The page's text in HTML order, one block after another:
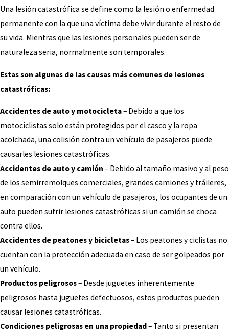
Una lesión catastrófica se define como la lesión o enfermedad
permanente con la que una víctima debe vivir durante el resto de
su vida. Mientras que las lesiones personales pueden ser de
naturaleza seria, normalmente son temporales.
Estas son algunas de las causas más comunes de lesiones
catastróficas:
Accidentes de auto y motocicleta– Debido a que los
motociclistas solo están protegidos por el casco y la ropa
acolchada, una colisión contra un vehículo de pasajeros puede
causarles lesiones catastróficas.
Accidentes de auto y camión – Debido al tamaño masivo y al peso
de los semirremolques comerciales, grandes camiones y tráileres,
en comparación con un vehículo de pasajeros, los ocupantes de un
auto pueden sufrir lesiones catastróficas si un camión se choca
contra ellos.
Accidentes de peatones y bicicletas– Los peatones y ciclistas no
cuentan con la protección adecuada en caso de ser golpeados por
un vehículo.
Productos peligrosos– Desde juguetes inherentemente
peligrosos hasta juguetes defectuosos, estos productos pueden
causar lesiones catastróficas.
Condiciones peligrosas en una propiedad– Tanto si presentan